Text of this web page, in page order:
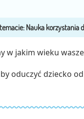
w jakim wieku
oduczyć dziecko